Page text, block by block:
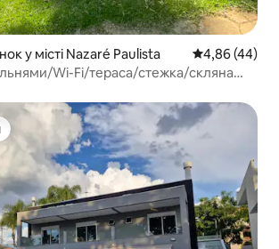
у місті Nazaré Paulista Середня
4,86 (44)
Wi-Fi/тераса/стежка/скляна